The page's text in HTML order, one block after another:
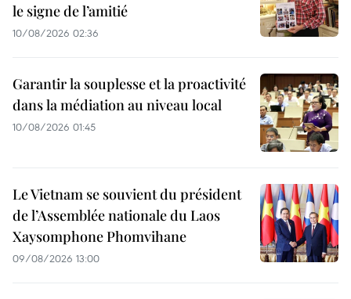
le signe de l’amitié
10/08/2026 02:36
Garantir la souplesse et la proactivité
dans la médiation au niveau local
10/08/2026 01:45
Le Vietnam se souvient du président
de l’Assemblée nationale du Laos
Xaysomphone Phomvihane
09/08/2026 13:00